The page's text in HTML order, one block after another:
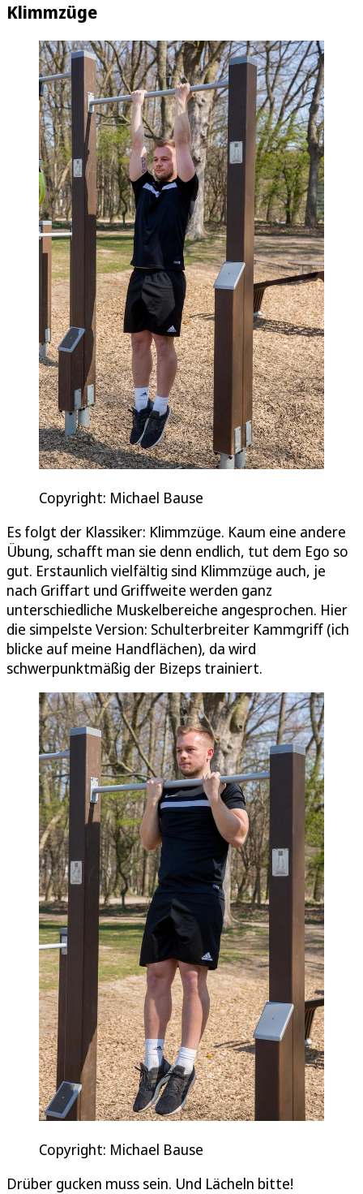
Klimmzüge
Copyright: Michael Bause
Es folgt der Klassiker: Klimmzüge. Kaum eine andere
Übung, schafft man sie denn endlich, tut dem Ego so
gut. Erstaunlich vielfältig sind Klimmzüge auch, je
nach Griffart und Griffweite werden ganz
unterschiedliche Muskelbereiche angesprochen. Hier
die simpelste Version: Schulterbreiter Kammgriff (ich
blicke auf meine Handflächen), da wird
schwerpunktmäßig der Bizeps trainiert.
Copyright: Michael Bause
Drüber gucken muss sein. Und Lächeln bitte!